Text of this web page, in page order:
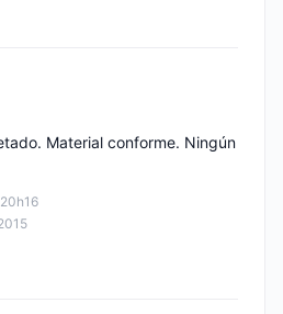
Material conforme. Ningún